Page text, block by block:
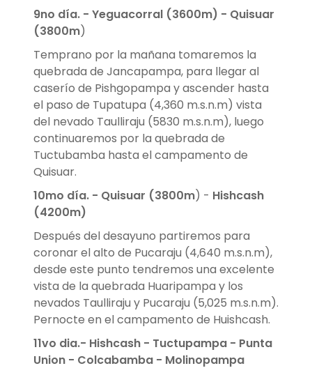
9no día. - Yeguacorral (3600m) - Quisuar
(3800m)
Temprano por la mañana tomaremos la
quebrada de Jancapampa, para llegar al
caserío de Pishgopampa y ascender hasta
el paso de Tupatupa (4,360 m.s.n.m) vista
del nevado Taulliraju (5830 m.s.n.m), luego
continuaremos por la quebrada de
Tuctubamba hasta el campamento de
Quisuar.
10mo día. - Quisuar (3800m) - Hishcash
(4200m)
Después del desayuno partiremos para
coronar el alto de Pucaraju (4,640 m.s.n.m),
desde este punto tendremos una excelente
vista de la quebrada Huaripampa y los
nevados Taulliraju y Pucaraju (5,025 m.s.n.m).
Pernocte en el campamento de Huishcash.
11vo dia.- Hishcash - Tuctupampa - Punta
Union - Colcabamba - Molinopampa